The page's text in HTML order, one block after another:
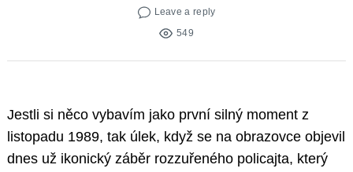
Leave a reply
549
Jestli si něco vybavím jako první silný moment z
listopadu 1989, tak úlek, když se na obrazovce objevil
dnes už ikonický záběr rozzuřeného policajta, který